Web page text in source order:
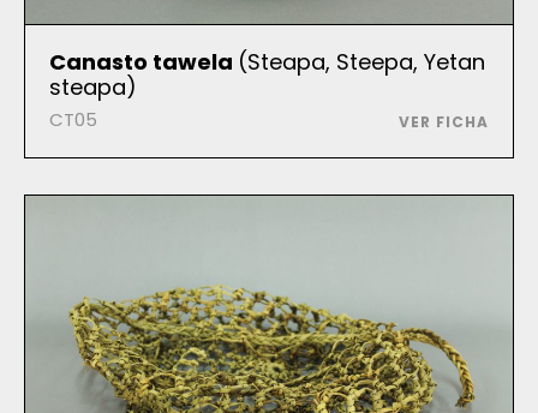
Canasto tawela (Steapa, Steepa, Yetan
steapa)
CT05 VER FICHA